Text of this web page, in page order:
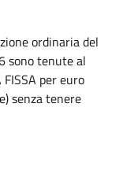
ordinaria del
sono tenute al
per euro
senza tenere